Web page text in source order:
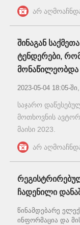
არ
შინაგან
ტენდერები,
მონაწილეობდა
2023-05-04 18:05-
საჯარო
მოთხოვნის
მაისი 2023
არ
ჩადენილი
წინამდებარე
ინფორმაცია და